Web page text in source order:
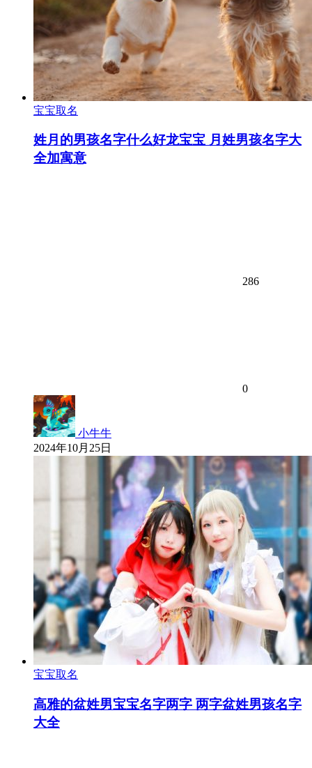
宝宝取名
姓月的男孩名字什么好龙宝宝 月姓男孩名字大
全加寓意
286
0
小牛牛
2024年10月25日
宝宝取名
高雅的盆姓男宝宝名字两字 两字盆姓男孩名字
大全